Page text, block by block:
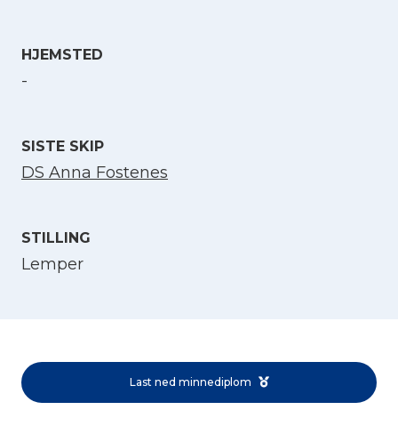
HJEMSTED
-
SISTE SKIP
DS Anna Fostenes
STILLING
Lemper
Last ned minnediplom
Norsk bokmål